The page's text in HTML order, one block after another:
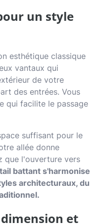
un style
esthétique classique
vantaux qui
de votre
des entrées. Vous
qui facilite le passage
suffisant pour le
allée donne
que l'ouverture vers
battant s'harmonise
architecturaux, du
et